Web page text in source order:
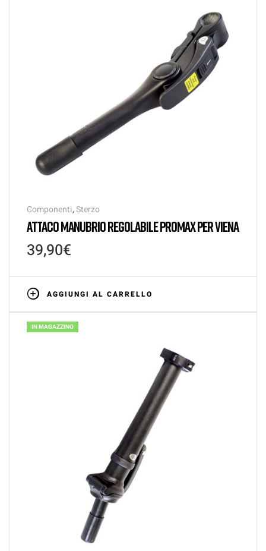
Componenti,Sterzo
ATTACO MANUBRIO REGOLABILE PROMAX PER VIENA
39,90€
AGGIUNGI AL CARRELLO
IN MAGAZZINO